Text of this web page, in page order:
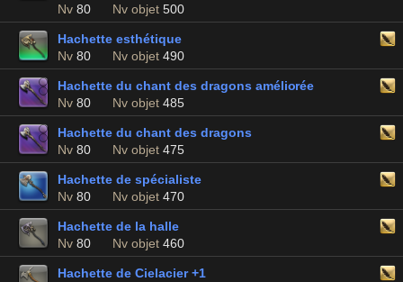
Nv 80 Nv objet 500
Hachette esthétique
Nv 80 Nv objet 490
Hachette du chant des dragons améliorée
Nv 80 Nv objet 485
Hachette du chant des dragons
Nv 80 Nv objet 475
Hachette de spécialiste
Nv 80 Nv objet 470
Hachette de la halle
Nv 80 Nv objet 460
Hachette de Cielacier +1